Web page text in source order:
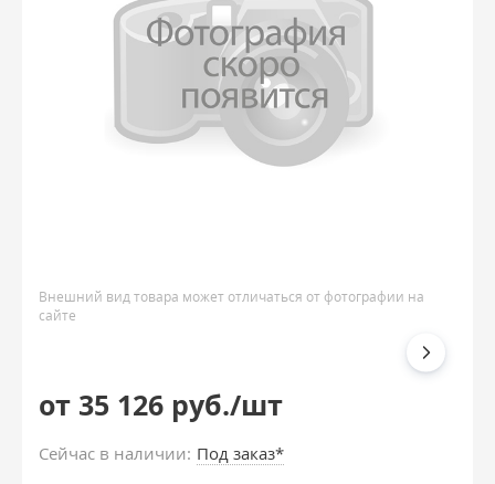
Внешний вид товара может отличаться от фотографии на
сайте
от 35 126 руб./шт
Сейчас в наличии: Под заказ*